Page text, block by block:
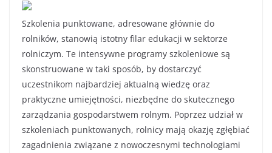
Szkolenia punktowane, adresowane głównie do
rolników, stanowią istotny filar edukacji w sektorze
rolniczym. Te intensywne programy szkoleniowe są
skonstruowane w taki sposób, by dostarczyć
uczestnikom najbardziej aktualną wiedzę oraz
praktyczne umiejętności, niezbędne do skutecznego
zarządzania gospodarstwem rolnym. Poprzez udział w
szkoleniach punktowanych, rolnicy mają okazję zgłębiać
zagadnienia związane z nowoczesnymi technologiami